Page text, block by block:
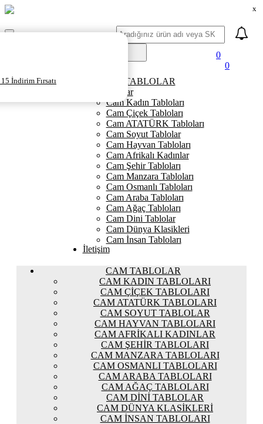
x
Mobil
Ara
İndirim Fırsatı
0
0
KANVAS TABLOLAR
Cam Tablolar
Cam Kadın Tabloları
Cam Çiçek Tabloları
Cam ATATÜRK Tabloları
Cam Soyut Tablolar
Cam Hayvan Tabloları
Cam Afrikalı Kadınlar
Cam Şehir Tabloları
Cam Manzara Tabloları
Cam Osmanlı Tabloları
Cam Araba Tabloları
Cam Ağaç Tabloları
Cam Dini Tablolar
Cam Dünya Klasikleri
Cam İnsan Tabloları
İletişim
CAM TABLOLAR
CAM KADIN TABLOLARI
CAM ÇIÇEK TABLOLARI
CAM ATATÜRK TABLOLARI
CAM SOYUT TABLOLAR
CAM HAYVAN TABLOLARI
CAM AFRIKALI KADINLAR
CAM ŞEHIR TABLOLARI
CAM MANZARA TABLOLARI
CAM OSMANLI TABLOLARI
CAM ARABA TABLOLARI
CAM AĞAÇ TABLOLARI
CAM DINI TABLOLAR
CAM DÜNYA KLASIKLERI
CAM İNSAN TABLOLARI